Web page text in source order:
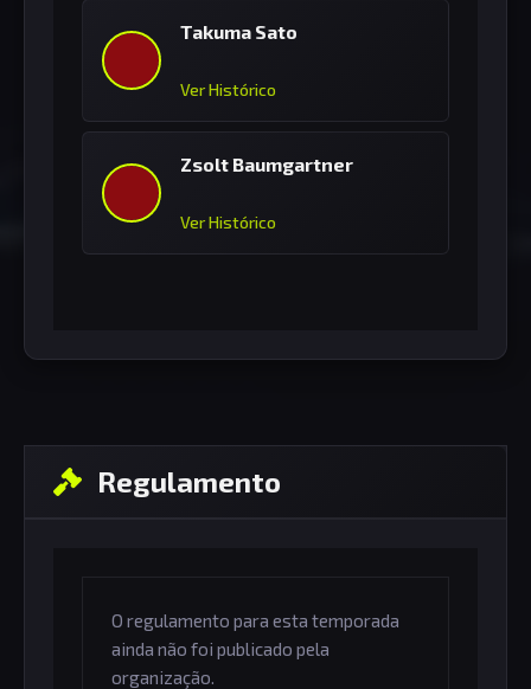
Takuma Sato
Ver Histórico
Zsolt Baumgartner
Ver Histórico
Regulamento
O regulamento para esta temporada
ainda não foi publicado pela
organização.